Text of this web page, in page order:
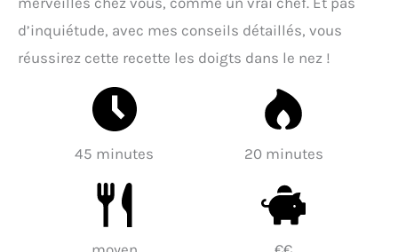
d’inquiétude, avec mes conseils détaillés, vous
réussirez cette recette les doigts dans le nez !
45 minutes 20 minutes